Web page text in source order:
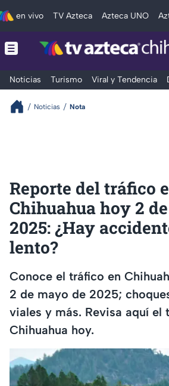
en vivo TV Azteca Azteca UNO
Noticias Turismo Viral y Tendencia
Noticias Nota
Reporte del tráfico
Chihuahua hoy 2
2025: ¿Hay
lento?
Conoce el tráfico en
2 de mayo de 2025;
viales y más. Revisa aquí el
Chihuahua hoy.